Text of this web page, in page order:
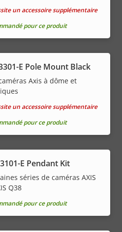
un accessoire supplémentaire
pour ce produit
E Pole Mount Black
Axis à dôme et
un accessoire supplémentaire
pour ce produit
E Pendant Kit
séries de caméras AXIS
Q38
pour ce produit